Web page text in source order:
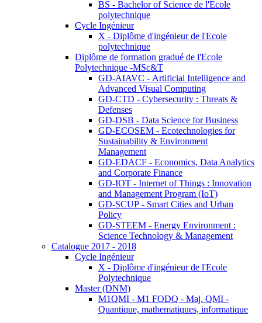
BS - Bachelor of Science de l'Ecole
polytechnique
Cycle Ingénieur
X - Diplôme d'ingénieur de l'Ecole
polytechnique
Diplôme de formation gradué de l'Ecole
Polytechnique -MSc&T
GD-AIAVC - Artificial Intelligence and
Advanced Visual Computing
GD-CTD - Cybersecurity : Threats &
Defenses
GD-DSB - Data Science for Business
GD-ECOSEM - Ecotechnologies for
Sustainability & Environment
Management
GD-EDACF - Economics, Data Analytics
and Corporate Finance
GD-IOT - Internet of Things : Innovation
and Management Program (IoT)
GD-SCUP - Smart Cities and Urban
Policy
GD-STEEM - Energy Environment :
Science Technology & Management
Catalogue 2017 - 2018
Cycle Ingénieur
X - Diplôme d'ingénieur de l'Ecole
Polytechnique
Master (DNM)
M1QMI - M1 FODQ - Maj. QMI -
Quantique, mathematiques, informatique